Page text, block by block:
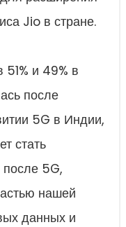
Jio в стране.
51% и 49% в
после
5G в Индии,
стать
5G,
нашей
данных и